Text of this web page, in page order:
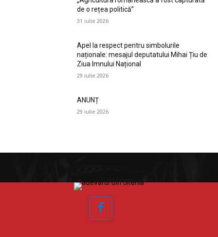
de o rețea politică”
31 iulie 2026
Apel la respect pentru simbolurile
naționale: mesajul deputatului Mihai Țiu de
Ziua Imnului Național
29 iulie 2026
ANUNȚ
29 iulie 2026